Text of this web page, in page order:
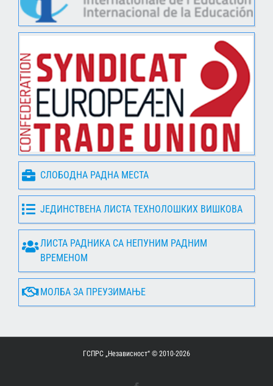
СЛОБОДНА РАДНА МЕСТА
ЈЕДИНСТВЕНА ЛИСТА ТЕХНОЛОШКИХ ВИШКОВА
ЛИСТА РАДНИКА СА НЕПУНИМ РАДНИМ
ВРЕМЕНОМ
МОЛБА ЗА ПРЕУЗИМАЊЕ
ГСПРС „Независност“ © 2010-2026